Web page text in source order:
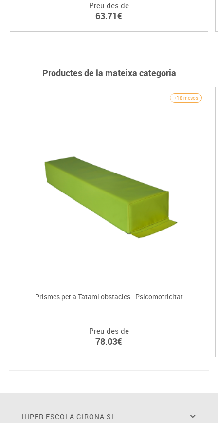
Preu des de
63.71€
Productes de la mateixa categoria
+18 mesos
Prismes per a Tatami obstacles - Psicomotricitat
Preu des de
78.03€
HIPER ESCOLA GIRONA SL